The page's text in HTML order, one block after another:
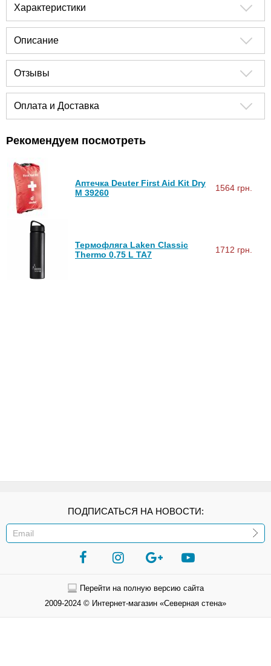
Характеристики
Описание
Отзывы
Оплата и Доставка
Рекомендуем посмотреть
Аптечка Deuter First Aid Kit Dry
M 39260
1564 грн.
Термофляга Laken Classic
Thermo 0,75 L TA7
1712 грн.
ПОДПИСАТЬСЯ НА НОВОСТИ:
Перейти на полную версию сайта
2009-2024 © Интернет-магазин «Северная стена»